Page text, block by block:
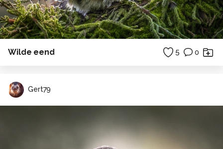
Wilde eend 5 0
Gert79